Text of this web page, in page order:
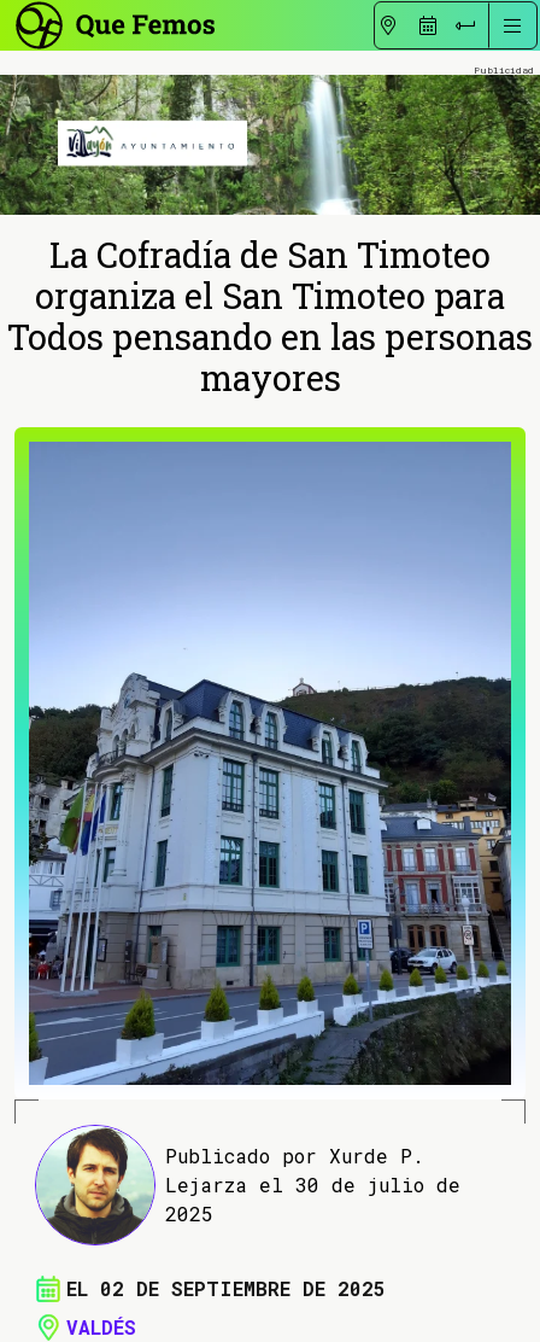
La Cofradía de San Timoteo
organiza el San Timoteo para
Todos pensando en las personas
mayores
Publicado por Xurde P.
Lejarza el 30 de julio de
2025
EL 02 DE SEPTIEMBRE DE 2025
VALDÉS